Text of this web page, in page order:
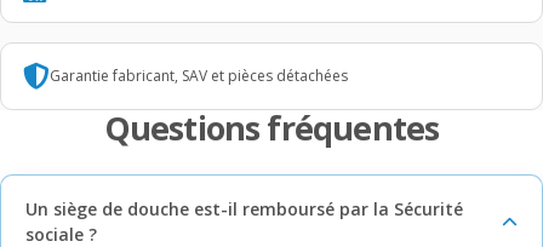
Garantie fabricant, SAV et pièces détachées
Questions fréquentes
Un siège de douche est-il remboursé par la Sécurité
sociale ?